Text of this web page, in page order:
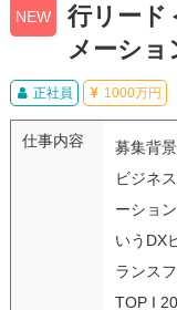
NEW
行リード
メーショ
正社員 1000万円
仕事内容
募集背
ビジネ
ーショ
いうDX
ランス
TOP I